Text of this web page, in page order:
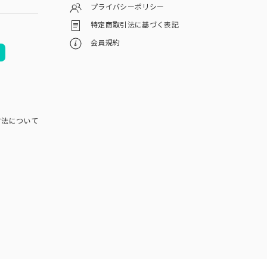
について
プライバシーポリシー
特定商取引法に基づく表記
会員規約